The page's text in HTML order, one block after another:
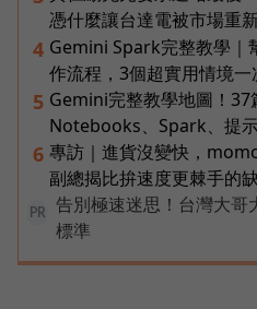
憑什麼讓台達電被市場重
4 Gemini Spark完整教學｜
作流程，3個超實用情境一
5 Gemini完整教學地圖！37
Notebooks、Spark、提
6 專訪｜進貨沒變快，
副總揭比拚速度更棘手的
PR
告別極速迷思！台灣大哥
標準